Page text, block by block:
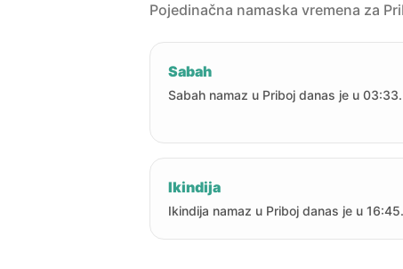
Pojedinačna namaska vremena za
Sabah
Sabah namaz u Priboj danas je u 03:33.
Ikindija
Ikindija namaz u Priboj danas je u 16:45.